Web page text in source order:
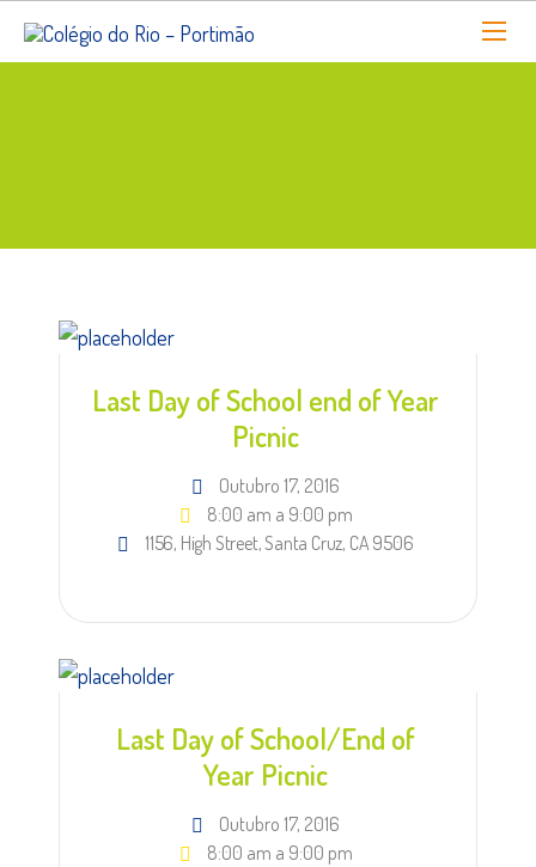
Last Day of School end of Year
Picnic
Outubro 17, 2016
8:00 am a 9:00 pm
1156, High Street, Santa Cruz, CA 9506
Last Day of School/End of
Year Picnic
Outubro 17, 2016
8:00 am a 9:00 pm